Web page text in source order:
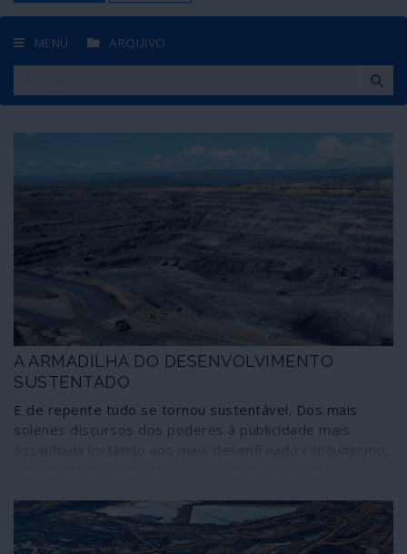
MENU ARQUIVO
A ARMADILHA DO DESENVOLVIMENTO
SUSTENTADO
E de repente tudo se tornou sustentável. Dos mais
solenes discursos dos poderes à publicidade mais
saberão do que estão a falar. Em prol da
sustentabilidade faz-se uma mixórdia de conceitos onde
cabem a ecologia, o combate às mudanças climáticas, a